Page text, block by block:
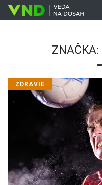
ZNAČKA:
ZDRAVIE